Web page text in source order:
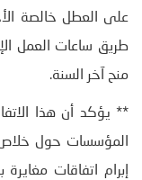
طريق ساعات العمل
منح آخر السنة.
** يؤكد أن هذا
المؤسسات حول
إبرام اتفاقات